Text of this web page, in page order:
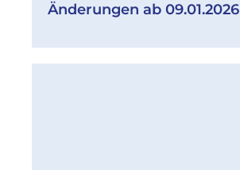
Änderungen ab 09.01.2026